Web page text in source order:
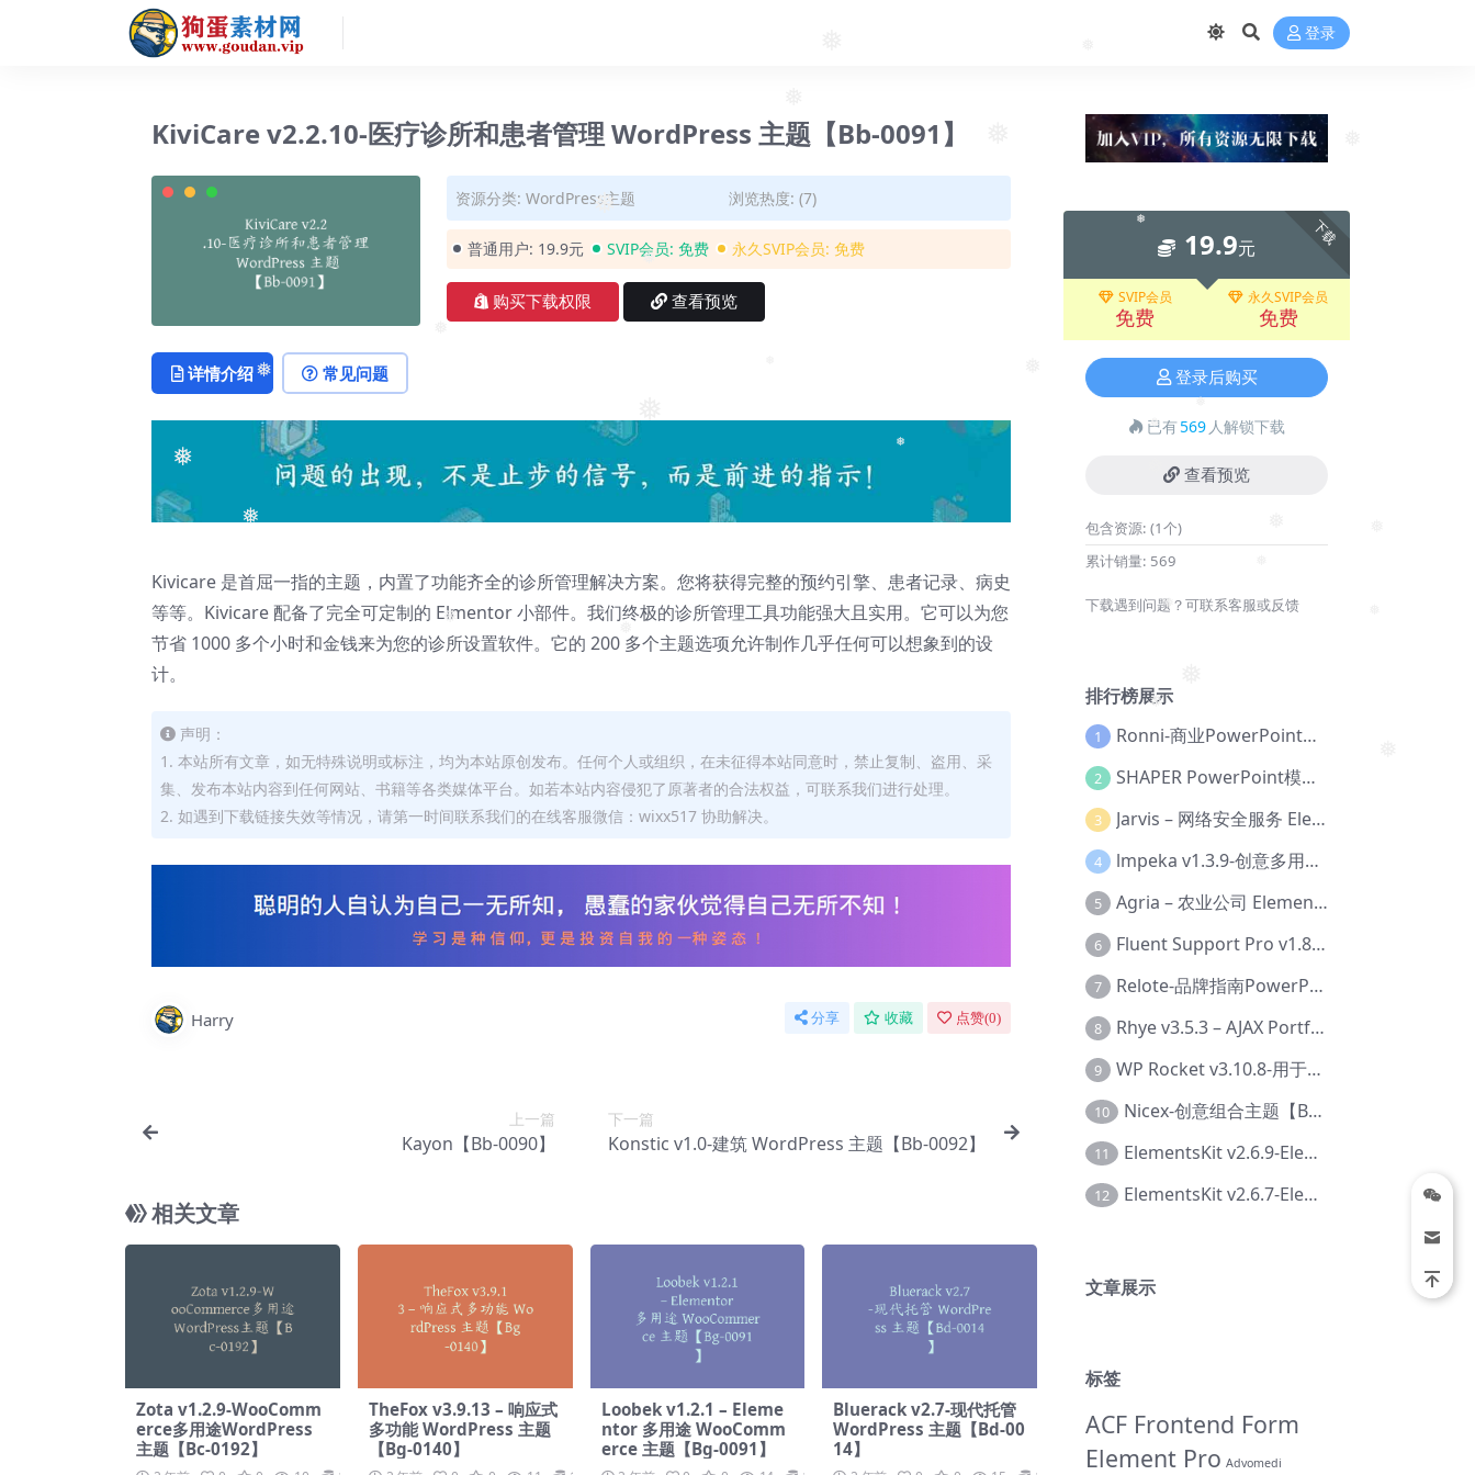
❅
❅
❅
❅
❅
❅
❅
❅
❅
❅
❅
登录
KiviCare v2.2.10-医疗诊所和患者管理 WordPress 主题【Bb-0091】
资源分类: WordPress主题 浏览热度: (7)
普通用户: 19.9元 SVIP会员: 免费 永久SVIP会员: 免费
购买下载权限 查看预览
详情介绍 常见问题
Kivicare 是首屈一指的主题，内置了功能齐全的诊所管理解决方案。您将获得完整的预约引擎、患者记录、病史
等等。Kivicare 配备了完全可定制的 Elmentor 小部件。我们终极的诊所管理工具功能强大且实用。它可以为您
节省 1000 多个小时和金钱来为您的诊所设置软件。它的 200 多个主题选项允许制作几乎任何可以想象到的设
计。
声明：
1. 本站所有文章，如无特殊说明或标注，均为本站原创发布。任何个人或组织，在未征得本站同意时，禁止复制、盗用、采
集、发布本站内容到任何网站、书籍等各类媒体平台。如若本站内容侵犯了原著者的合法权益，可联系我们进行处理。
2. 如遇到下载链接失效等情况，请第一时间联系我们的在线客服微信：wixx517 协助解决。
Harry 分享 收藏 点赞(0)
上一篇
Kayon【Bb-0090】
下一篇
Konstic v1.0-建筑 WordPress 主题【Bb-0092】
相关文章
Zota v1.2.9-WooComm
erce多用途WordPress
主题【Bc-0192】
TheFox v3.9.13 – 响应式
多功能 WordPress 主题
【Bg-0140】
Loobek v1.2.1 – Eleme
ntor 多用途 WooComm
erce 主题【Bg-0091】
Bluerack v2.7-现代托管
WordPress 主题【Bd-00
14】
下载
19.9元
SVIP会员
免费
永久SVIP会员
免费
登录后购买
已有569 人解锁下载
查看预览
包含资源: (1个)
累计销量: 569
下载遇到问题？可联系客服或反馈
排行榜展示
1 Ronni-商业PowerPoint模板【Dc-0077】
2 SHAPER PowerPoint模板【Dc-0184】
3 Jarvis – 网络安全服务 Elementor 模板套件【Aa-0035】
4 lmpeka v1.3.9-创意多用途 WordPress 主题【Be-0064】
5 Agria – 农业公司 Elementor Pro 模板套件【Aa-0003】
6 Fluent Support Pro v1.8.1 – WordPress 支持票务系统【Cc-0041】
7 Relote-品牌指南PowerPoint模板【Dc-0076】
8 Rhye v3.5.3 – AJAX Portfolio WordPress 主题【Bi-0049】
9 WP Rocket v3.10.8-用于wordpress速度优化的缓存加速插件【Cd-0019】
10 Nicex-创意组合主题【Be-0092】
11 ElementsKit v2.6.9-Elementor插件【Ab-0161】
12 ElementsKit v2.6.7-Elementor插件【Ab-0162】
文章展示
标签
ACF Frontend Form
Element Pro Advomedi